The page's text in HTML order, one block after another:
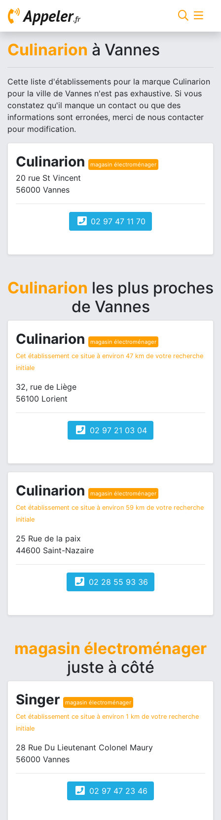
Appeler.fr
Culinarion à Vannes
Cette liste d'établissements pour la marque Culinarion
pour la ville de Vannes n'est pas exhaustive. Si vous
constatez qu'il manque un contact ou que des
informations sont erronées, merci de nous contacter
pour modification.
Culinarion magasin électroménager
20 rue St Vincent
56000 Vannes
02 97 47 11 70
Culinarion les plus proches
de Vannes
Culinarion magasin électroménager
Cet établissement ce situe à environ 47 km de votre recherche
initiale
32, rue de Liège
56100 Lorient
02 97 21 03 04
Culinarion magasin électroménager
Cet établissement ce situe à environ 59 km de votre recherche
initiale
25 Rue de la paix
44600 Saint-Nazaire
02 28 55 93 36
magasin électroménager
juste à côté
Singer magasin électroménager
Cet établissement ce situe à environ 1 km de votre recherche
initiale
28 Rue Du Lieutenant Colonel Maury
56000 Vannes
02 97 47 23 46